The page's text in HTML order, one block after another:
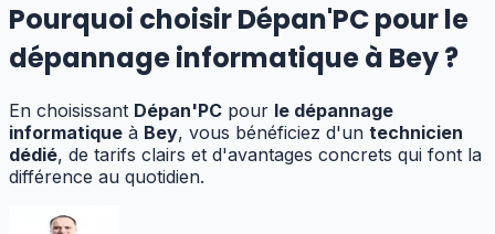
Pourquoi choisir Dépan'PC pourle
dépannage informatiqueà Bey?
En choisissant Dépan'PC pour le dépannage
informatique à Bey, vous bénéficiez d'un technicien
dédié, de tarifs clairs et d'avantages concrets qui font la
différence au quotidien.